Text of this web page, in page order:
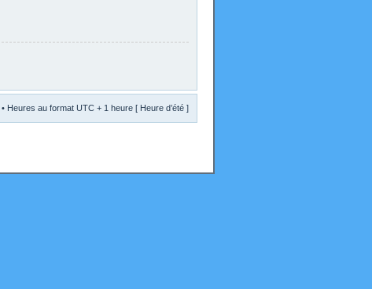
• Heures au format UTC + 1 heure [ Heure d’été ]